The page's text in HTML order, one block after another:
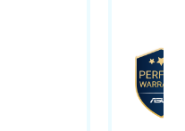
i pouzdanim